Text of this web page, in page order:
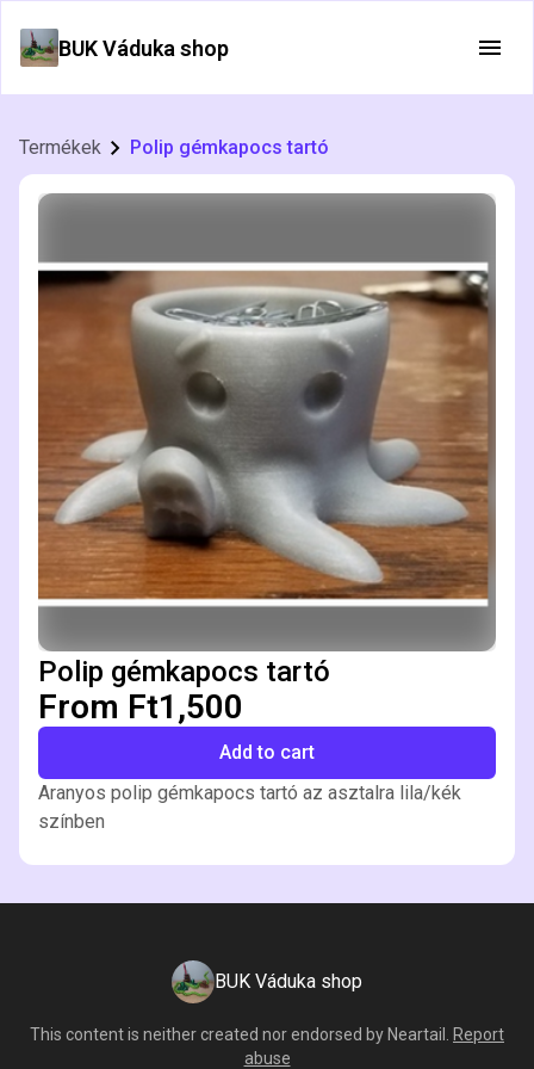
BUK Váduka shop
Termékek Polip gémkapocs tartó
Polip gémkapocs tartó
From Ft1,500
Add to cart
Aranyos polip gémkapocs tartó az asztalra lila/kék
színben
BUK Váduka shop
This content is neither created nor endorsed by Neartail
Report
abuse